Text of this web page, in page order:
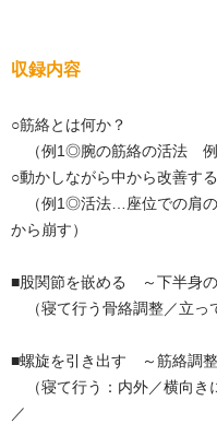
収録内容
○筋絡とは何か？
（例1◎腕の筋絡の活法 例
○動かしながら中から改善する
（例1◎活法…座位での肩
から崩す）
■股関節を嵌める ～下半身
（寝て行う骨絡調整／立っ
■螺旋を引き出す ～筋絡調整
（寝て行う：内外／横向き
／